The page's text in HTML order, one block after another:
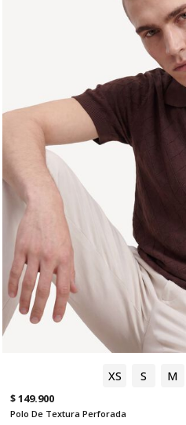
XS S M
$ 149.900
Polo De Textura Perforada